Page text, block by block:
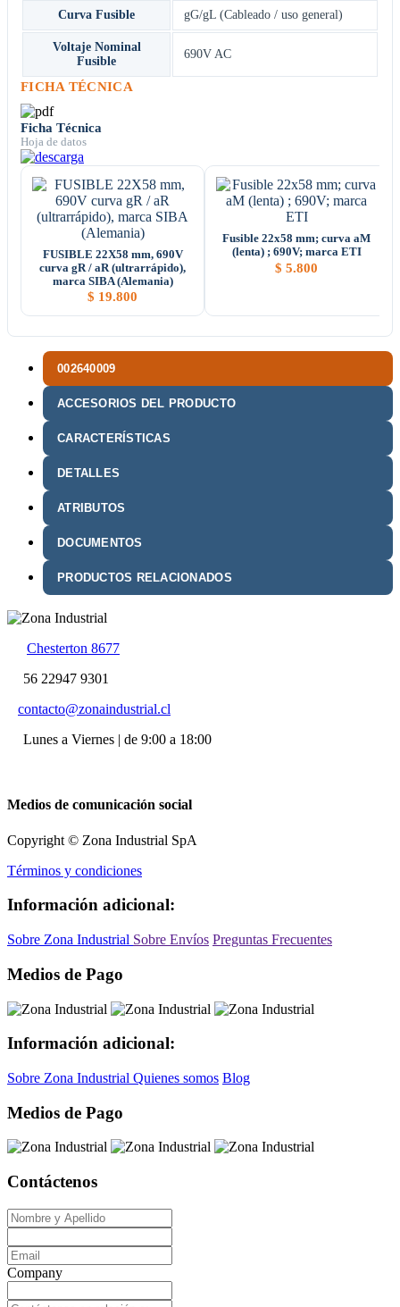
002640009
ACCESORIOS DEL PRODUCTO
CARACTERÍSTICAS
DETALLES
ATRIBUTOS
DOCUMENTOS
PRODUCTOS RELACIONADOS
Curva Fusible gG/gL (Cableado / uso general)
Voltaje Nominal
Fusible
690V AC
FICHA TÉCNICA
Ficha Técnica
Hoja de datos
FUSIBLE 22X58 mm, 690V
curva gR / aR (ultrarrápido),
marca SIBA (Alemania)
$ 19.800
Fusible 22x58 mm; curva aM
(lenta) ; 690V; marca ETI
$ 5.800
Chesterton 8677
56 22947 9301
contacto@zonaindustrial.cl
Lunes a Viernes | de 9:00 a 18:00
Medios de comunicación social
Copyright © Zona Industrial SpA
Términos y condiciones
Información adicional:
Sobre Zona Industrial Sobre Envíos Preguntas Frecuentes
Medios de Pago
Información adicional:
Sobre Zona Industrial Quienes somos Blog
Medios de Pago
Contáctenos
Company